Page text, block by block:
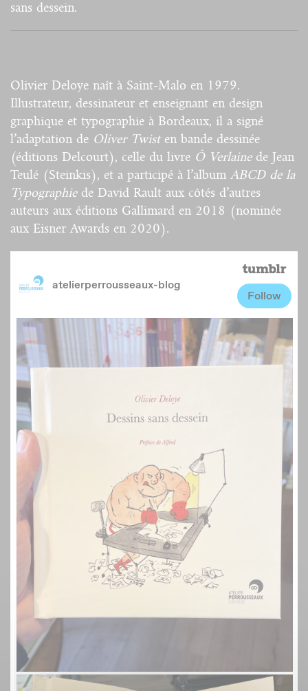
sans dessein.
Olivier Deloye naît à Saint-Malo en 1979.
Illustrateur, dessinateur et enseignant en design
graphique et typographie à Bordeaux, il a signé
l’adaptation de Oliver Twisten bande dessinée
(éditions Delcourt), celle du livre Ô Verlainede Jean
Teulé (Steinkis), et a participé à l’album ABCD de la
Typographiede David Rault aux côtés d’autres
auteurs aux éditions Gallimard en 2018 (nominée
aux Eisner Awards en 2020).